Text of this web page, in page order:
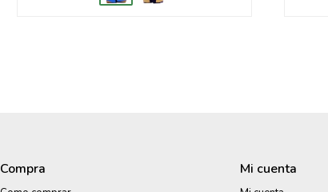
Compra Mi cuenta